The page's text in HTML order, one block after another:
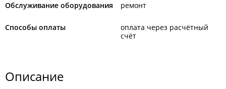
Обслуживание оборудования ремонт
Способы оплаты
оплата через расчётный
счёт
Описание